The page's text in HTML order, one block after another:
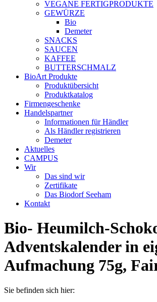
VEGANE FERTIGPRODUKTE
GEWÜRZE
Bio
Demeter
SNACKS
SAUCEN
KAFFEE
BUTTERSCHMALZ
BioArt Produkte
Produktübersicht
Produktkatalog
Firmengeschenke
Handelspartner
Informationen für Händler
Als Händler registrieren
Demeter
Aktuelles
CAMPUS
Wir
Das sind wir
Zertifikate
Das Biodorf Seeham
Kontakt
Bio- Heumilch-
Adventskalender in
Aufmachung 75g,
Sie befinden sich hier: